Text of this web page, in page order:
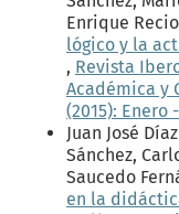
Enrique
lógico y la
, Revista
Académica y
(2015): Enero
Juan José
Sánchez,
Saucedo
en la